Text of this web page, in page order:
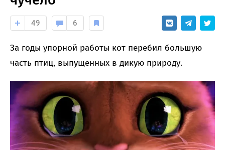
49 6
За годы упорной работы кот перебил большую
часть птиц, выпущенных в дикую природу.